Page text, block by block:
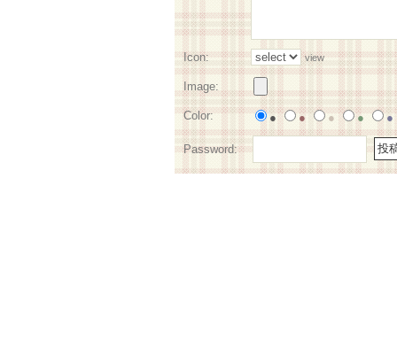
Icon: view
Image:
Color: ● ● ● ● ●
Password: